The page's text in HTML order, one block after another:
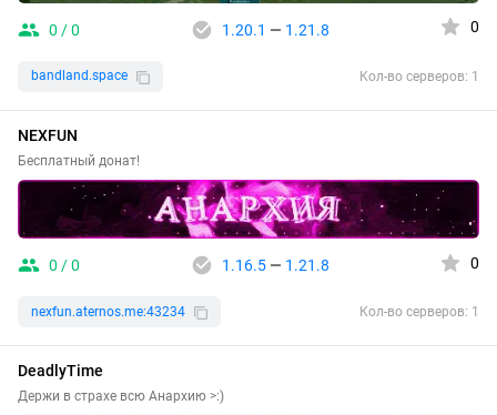
0 / 0 1.20.1 — 1.21.8 0
bandland.space Кол-во серверов: 1
NEXFUN
Бесплатный донат!
0 / 0 1.16.5— 1.21.8 0
nexfun.aternos.me:43234 Кол-во серверов: 1
DeadlyTime
Держи в страхе всю Анархию >:)